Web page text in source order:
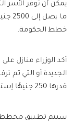
يمكن أن توفر الأسر
ما
خطط الحكومة.
الجديدة أو التي تم
قدرها 250 جنيهًا إسترلينيًا على مدار عقد من الزمان كتعويض.
سيتم تطبيق مخطط